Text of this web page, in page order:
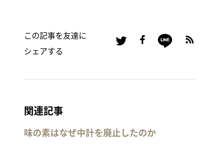
この記事を友達に
シェアする
関連記事
味の素はなぜ中計を廃止したのか